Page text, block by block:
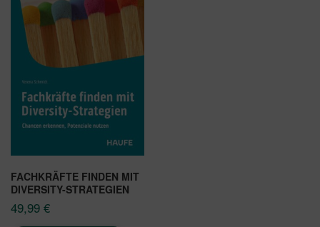
FACHKRÄFTE FINDEN MIT
DIVERSITY-STRATEGIEN
49,99 €